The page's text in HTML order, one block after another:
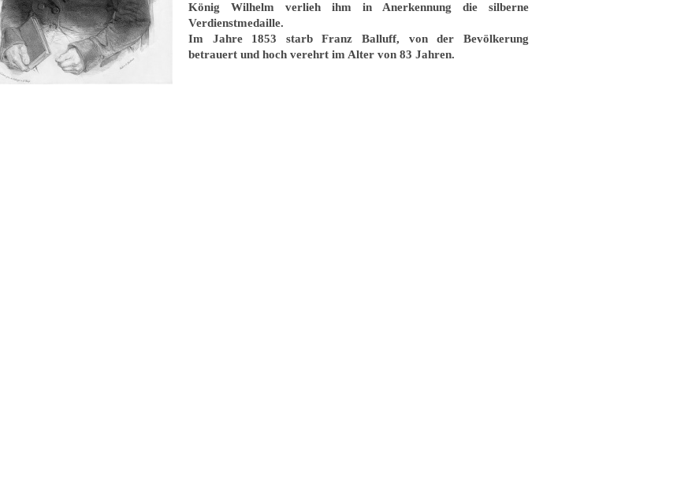
König Wilhelm verlieh ihm in Anerkennung die silberne
Verdienstmedaille.
Im Jahre 1853 starb Franz Balluff, von der Bevölkerung
betrauert und hoch verehrt im Alter von 83 Jahren.